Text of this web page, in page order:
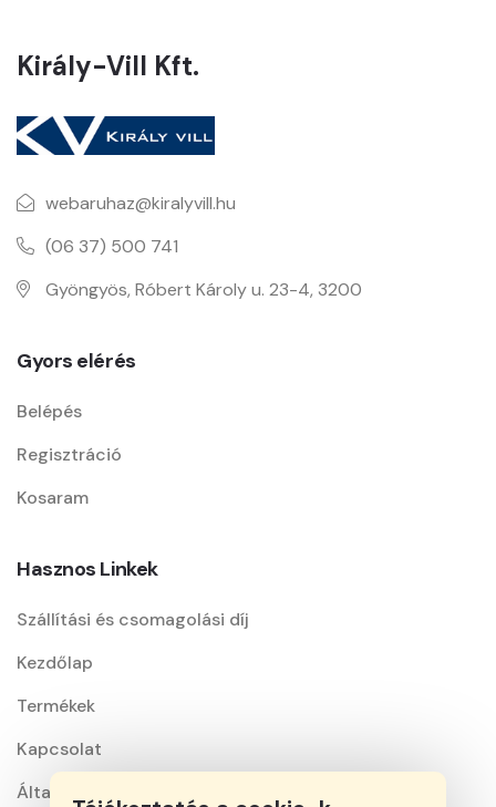
Király-Vill Kft.
webaruhaz@kiralyvill.hu
(06 37) 500 741
Gyöngyös, Róbert Károly u. 23-4, 3200
Gyors elérés
Belépés
Regisztráció
Kosaram
Hasznos Linkek
Szállítási és csomagolási díj
Kezdőlap
Termékek
Kapcsolat
Általános szerződési feltételek